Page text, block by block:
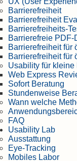
Barrierefreiheit
Barrierefreiheit
Barrierefreiheits-
Barrierefreie PDF-
Barrierefreiheit für
Barrierefreiheit für
Usability für kleine
Web Express
Sofort Beratung
Stundenweise
Wann welche
FAQ
Usability Lab
Ausstattung
Eye-Tracking
Mobiles Labor